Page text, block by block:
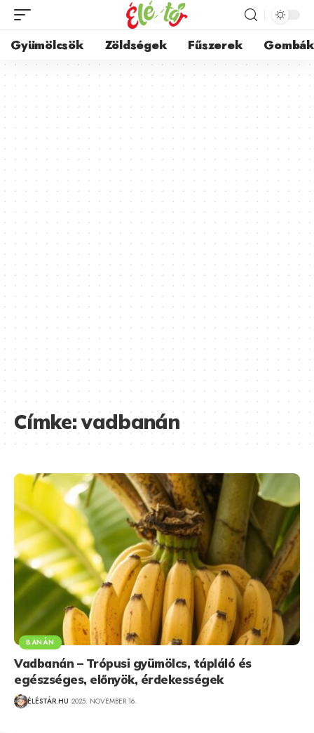
Gyümölcsök Zöldségek Fűszerek Gombák
Címke:vadbanán
BANÁN
Vadbanán – Trópusi gyümölcs, tápláló és
egészséges, előnyök, érdekességek
ÉLÉSTÁR.HU 2025. NOVEMBER 16.